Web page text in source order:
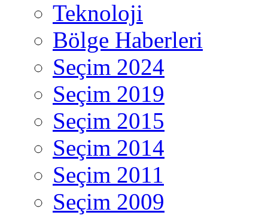
Teknoloji
Bölge Haberleri
Seçim 2024
Seçim 2019
Seçim 2015
Seçim 2014
Seçim 2011
Seçim 2009